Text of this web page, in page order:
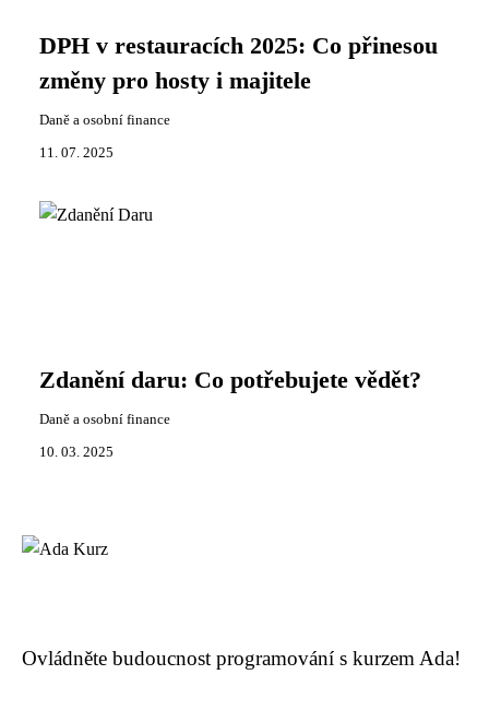
DPH v restauracích 2025: Co přinesou
změny pro hosty i majitele
Daně a osobní finance
11. 07. 2025
Zdanění daru: Co potřebujete vědět?
Daně a osobní finance
10. 03. 2025
Ovládněte budoucnost programování s kurzem Ada!